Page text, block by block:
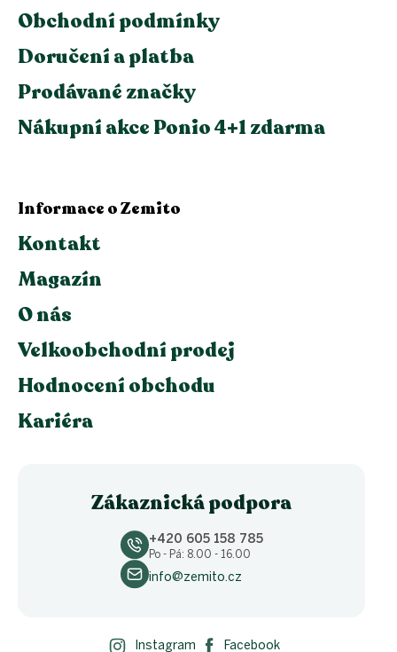
Obchodní podmínky
Doručení a platba
Prodávané značky
Nákupní akce Ponio 4+1 zdarma
Informace o Zemito
Kontakt
Magazín
O nás
Velkoobchodní prodej
Hodnocení obchodu
Kariéra
Zákaznická podpora
+420 605 158 785
Po - Pá: 8.00 - 16.00
info@zemito.cz
Instagram Facebook